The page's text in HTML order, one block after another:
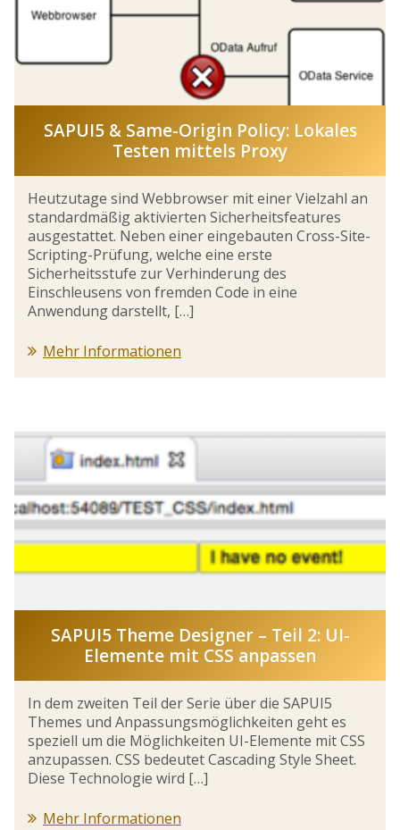
SAPUI5 & Same-Origin Policy: Lokales
Testen mittels Proxy
Heutzutage sind Webbrowser mit einer Vielzahl an
standardmäßig aktivierten Sicherheitsfeatures
ausgestattet. Neben einer eingebauten Cross-Site-
Scripting-Prüfung, welche eine erste
Sicherheitsstufe zur Verhinderung des
Einschleusens von fremden Code in eine
Anwendung darstellt, […]
Mehr Informationen
SAPUI5 Theme Designer – Teil 2: UI-
Elemente mit CSS anpassen
In dem zweiten Teil der Serie über die SAPUI5
Themes und Anpassungsmöglichkeiten geht es
speziell um die Möglichkeiten UI-Elemente mit CSS
anzupassen. CSS bedeutet Cascading Style Sheet.
Diese Technologie wird […]
Mehr Informationen